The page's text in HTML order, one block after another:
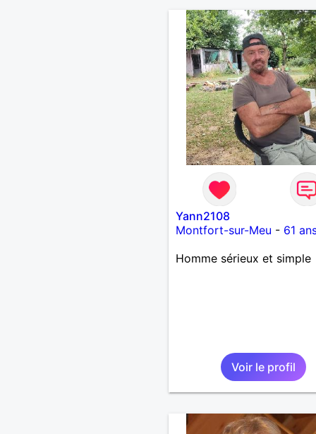
quelqu’un un être humain
Yann2108
Montfort-sur-Meu - 61
Homme sérieux et simple
Voir le profil